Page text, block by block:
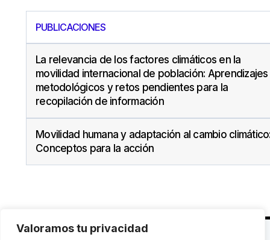
Valoramos tu privacidad
PUBLICACIONES
La relevancia de los factores climáticos en la
movilidad internacional de población: Aprendizajes
metodológicos y retos pendientes para la
recopilación de información
Movilidad humana y adaptación al cambio
Conceptos para la acción